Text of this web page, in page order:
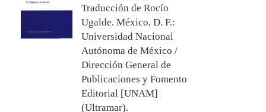
Traducción de Rocío
Ugalde. México, D. F.:
Universidad Nacional
Autónoma de México /
Dirección General de
Publicaciones y Fomento
Editorial [UNAM]
(Ultramar).